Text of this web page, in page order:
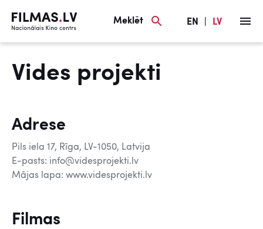
Meklēt EN LV
Vides projekti
Adrese
Pils iela 17, Rīga, LV-1050, Latvija
E-pasts: info@videsprojekti.lv
Mājas lapa: www.videsprojekti.lv
Filmas